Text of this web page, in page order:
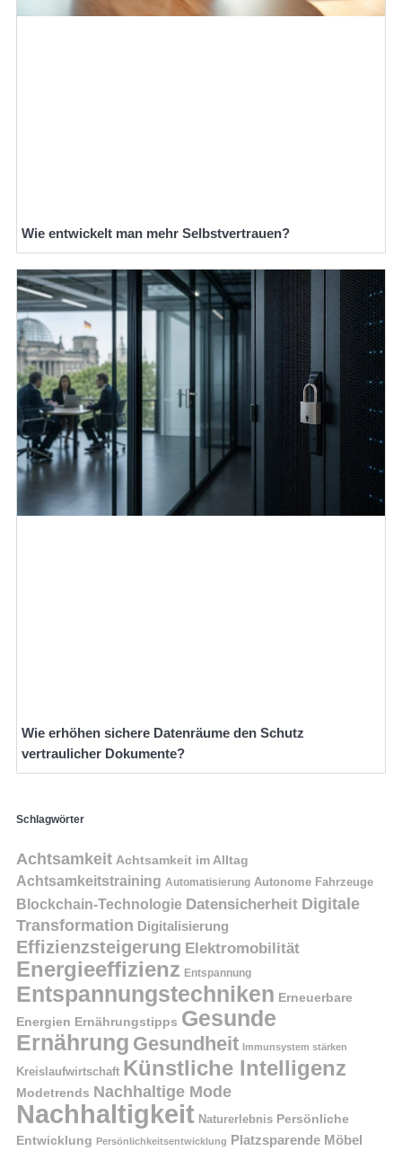
Wie entwickelt man mehr Selbstvertrauen?
Wie erhöhen sichere Datenräume den Schutz
vertraulicher Dokumente?
Schlagwörter
Achtsamkeit Achtsamkeit im Alltag
Achtsamkeitstraining Automatisierung Autonome Fahrzeuge
Blockchain-Technologie Datensicherheit Digitale
Transformation Digitalisierung
Effizienzsteigerung Elektromobilität
Energieeffizienz Entspannung
Entspannungstechniken Erneuerbare
Energien Ernährungstipps Gesunde
Ernährung Gesundheit Immunsystem stärken
Kreislaufwirtschaft Künstliche Intelligenz
Modetrends Nachhaltige Mode
Nachhaltigkeit Naturerlebnis Persönliche
Entwicklung Persönlichkeitsentwicklung Platzsparende Möbel